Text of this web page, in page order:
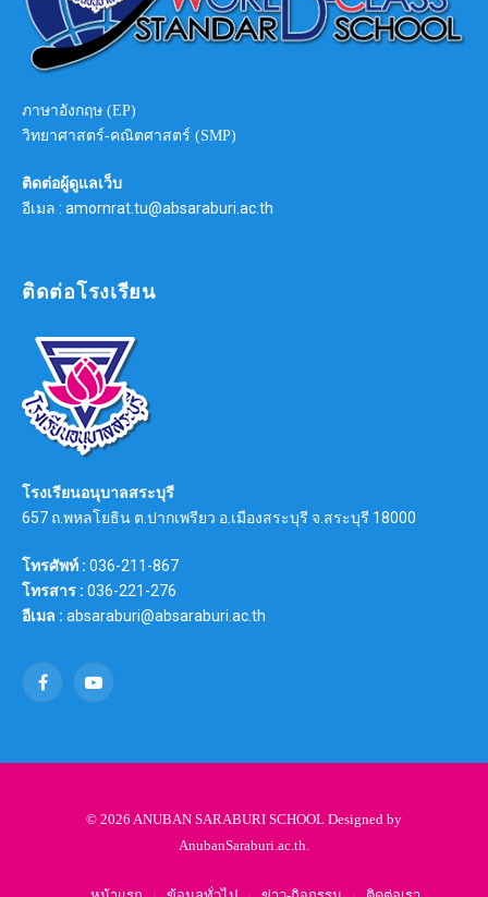
ภาษาอังกฤษ (EP)
วิทยาศาสตร์-คณิตศาสตร์ (SMP)
ติดต่อผู้ดูแลเว็บ
อีเมล : amornrat.tu@absaraburi.ac.th
ติดต่อโรงเรียน
โรงเรียนอนุบาลสระบุรี
657 ถ.พหลโยธิน ต.ปากเพรียว อ.เมืองสระบุรี จ.สระบุรี 18000
โทรศัพท์ : 036-211-867
โทรสาร : 036-221-276
อีเมล : absaraburi@absaraburi.ac.th
FacebookYouTube
© 2026 ANUBAN SARABURI SCHOOL Designed by
AnubanSaraburi.ac.th.